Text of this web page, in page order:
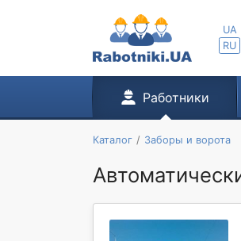
UA
RU
Работники
Каталог Заборы и ворота